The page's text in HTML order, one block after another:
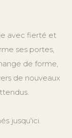
avec fierté et
ses portes,
de forme,
de nouveaux
jusqu'ici.